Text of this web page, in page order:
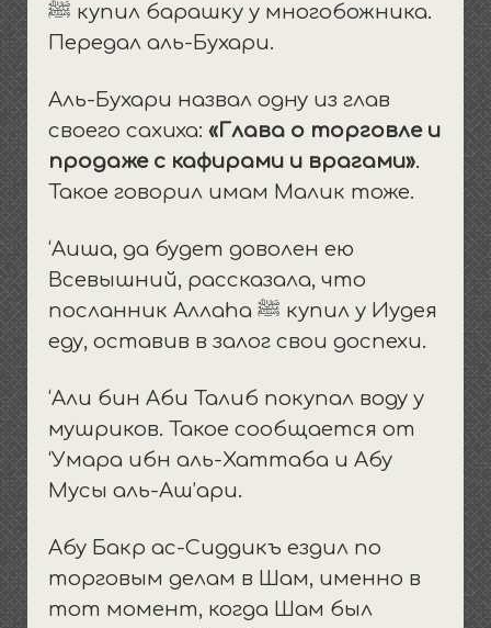
ﷺ купил барашку у многобожника.
Передал аль-Бухари.
Аль-Бухари назвал одну из глав
своего сахиха: «Глава о торговле и
продаже с кафирами и врагами».
Такое говорил имам Малик тоже.
‘Аиша, да будет доволен ею
Всевышний, рассказала, что
посланник Аллаhа ﷺ купил у Иудея
еду, оставив в залог свои доспехи.
‘Али бин Аби Талиб покупал воду у
мушриков. Такое сообщается от
‘Умара ибн аль-Хаттаба и Абу
Мусы аль-Аш’ари.
Абу Бакр ас-Сиддикъ ездил по
торговым делам в Шам, именно в
тот момент, когда Шам был